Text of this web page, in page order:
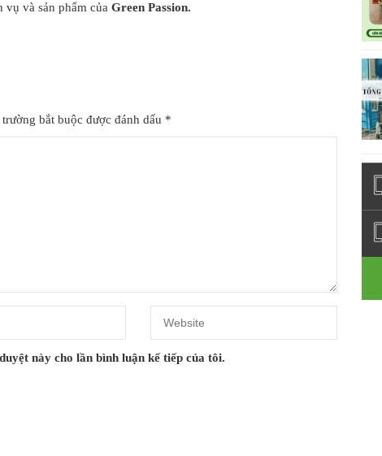
và sản phẩm của Green Passion.
trường bắt buộc được đánh dấu *
này cho lần bình luận kế tiếp của tôi.